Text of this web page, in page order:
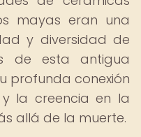
mayas eran una
y diversidad de
de esta antigua
profunda conexión
la creencia en la
allá de la muerte.